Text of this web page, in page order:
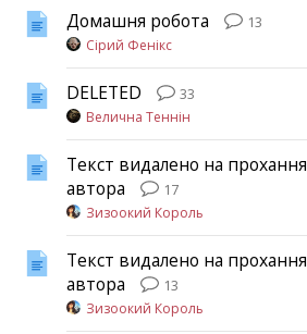
Домашня робота
13
Сірий Фенікс
DELETED
33
Велична Теннін
Текст видалено на прохання
автора
17
Зизоокий Король
Текст видалено на прохання
автора
13
Зизоокий Король